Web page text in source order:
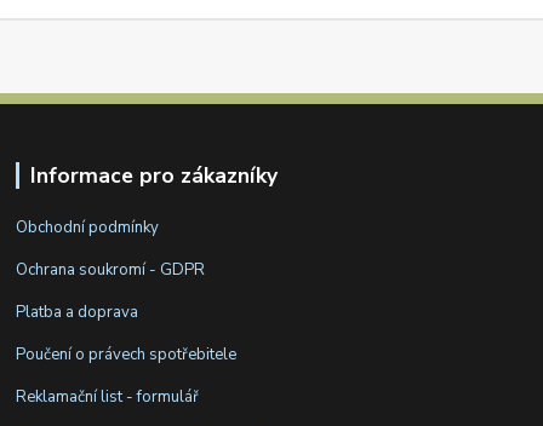
Informace pro zákazníky
Obchodní podmínky
Ochrana soukromí - GDPR
Platba a doprava
Poučení o právech spotřebitele
Reklamační list - formulář